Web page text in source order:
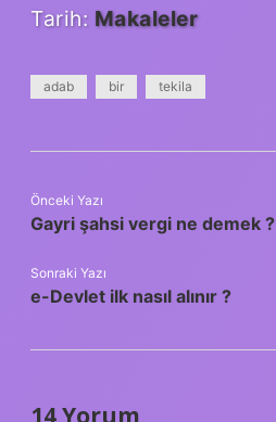
Tarih: Makaleler
adab bir tekila
Önceki Yazı
Gayri şahsi vergi ne demek ?
Sonraki Yazı
e-Devlet ilk nasıl alınır ?
14 Yorum